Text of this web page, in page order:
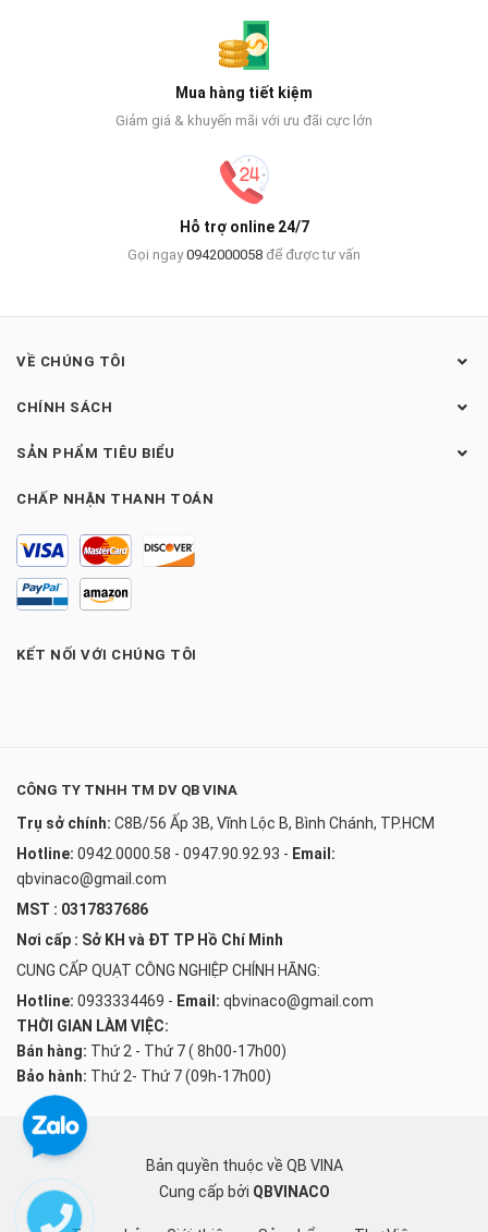
Mua hàng tiết kiệm
Giảm giá & khuyến mãi với ưu đãi cực lớn
Hỗ trợ online 24/7
Gọi ngay0942000058 để được tư vấn
VỀ CHÚNG TÔI
CHÍNH SÁCH
SẢN PHẨM TIÊU BIỂU
CHẤP NHẬN THANH TOÁN
KẾT NỐI VỚI CHÚNG TÔI
CÔNG TY TNHH TM DV QB VINA
Trụ sở chính: C8B/56 Ấp 3B, Vĩnh Lộc B, Bình Chánh, TP.HCM
Hotline: 0942.0000.58 - 0947.90.92.93 - Email:
qbvinaco@gmail.com
MST : 0317837686
Nơi cấp : Sở KH và ĐT TP Hồ Chí Minh
CUNG CẤP QUẠT CÔNG NGHIỆP CHÍNH HÃNG:
Hotline: 0933334469 - Email: qbvinaco@gmail.com
THỜI GIAN LÀM VIỆC:
Bán hàng: Thứ 2 - Thứ 7 ( 8h00-17h00)
Bảo hành: Thứ 2- Thứ 7 (09h-17h00)
Bản quyền thuộc về QB VINA
Cung cấp bởi QBVINACO